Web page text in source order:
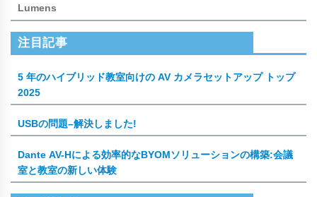
Lumens
注目記事
5 年のハイブリッド教室向けの AV カメラセットアップ トップ
2025
USBの問題–解決しました!
Dante AV-Hによる効率的なBYOMソリューションの構築:会議
室と教室の新しい体験